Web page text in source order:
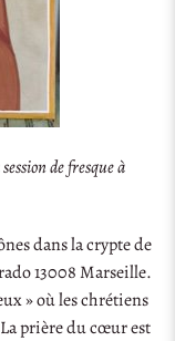
de fresque à
dans la crypte de
13008 Marseille.
» où les chrétiens
prière du cœur est